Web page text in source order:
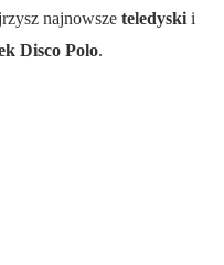
najnowsze teledyski i
Disco Polo.